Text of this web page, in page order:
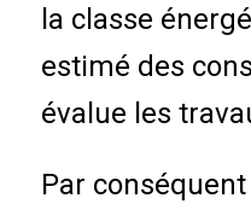
la classe
estimé des
évalue les
Par conséquent